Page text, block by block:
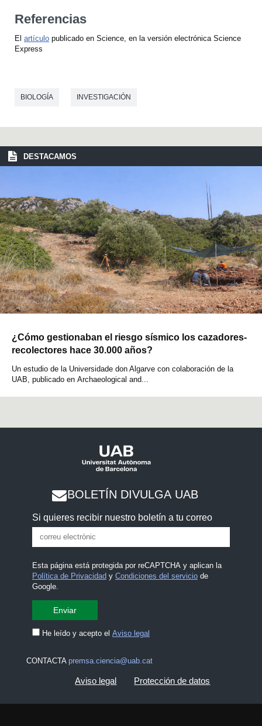
Referencias
El artículo publicado en Science, en la versión electrónica Science
Express
BIOLOGÍA INVESTIGACIÓN
DESTACAMOS
¿Cómo gestionaban el riesgo sísmico los cazadores-
recolectores hace 30.000 años?
Un estudio de la Universidade don Algarve con colaboración de la
UAB, publicado en Archaeological and...
BOLETÍN DIVULGA UAB
Si quieres recibir nuestro boletín a tu correo
Esta página está protegida por reCAPTCHA y aplican la
Política de Privacidady Condiciones del serviciode
Google.
He leído y acepto el Aviso legal
CONTACTA premsa.ciencia@uab.cat
Aviso legal Protección de datos